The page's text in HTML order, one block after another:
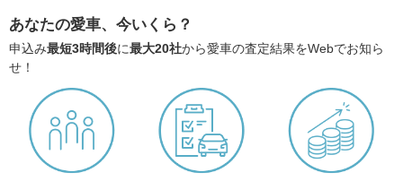
あなたの愛車、今いくら？
申込み最短3時間後に最大20社から愛車の査定結果をWebでお知ら
せ！